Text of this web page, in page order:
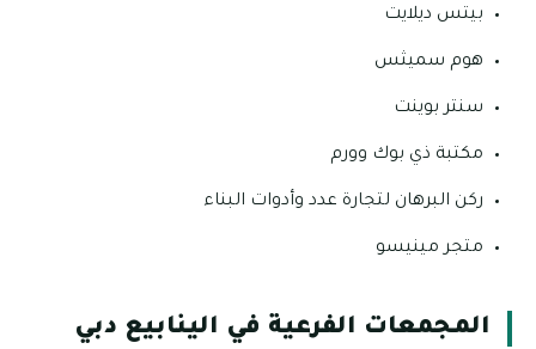
بيتس ديلايت
هوم سميثس
سنتر بوينت
مكتبة ذي بوك وورم
ركن البرهان لتجارة عدد وأدوات البناء
متجر مينيسو
المجمعات الفرعية في الينابيع دبي